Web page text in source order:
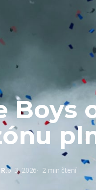
Boys
6. 3. 2026 2 min čtení